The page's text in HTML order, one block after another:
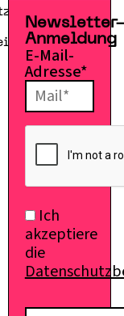
Anmeldung
E-Mail-
Adresse*
Ich
akzeptiere
die